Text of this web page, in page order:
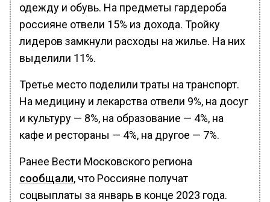
одежду и обувь. На предметы гардероба
россияне отвели 15% из дохода. Тройку
лидеров замкнули расходы на жилье. На них
выделили 11%.
Третье место поделили траты на транспорт.
На медицину и лекарства отвели 9%, на досуг
и культуру — 8%, на образование — 4%, на
кафе и рестораны — 4%, на другое — 7%.
Ранее Вести Московского региона
сообщали, что Россияне получат
соцвыплаты за январь в конце 2023 года.